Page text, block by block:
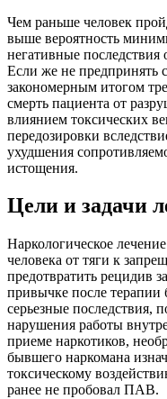
Чем раньше человек
выше вероятность
негативные
Если же не предпринять
закономерным итогом
смерть пациента от
влиянием токсических
передозировки
ухудшения
истощения.
Цели и задачи
Наркологическое
человека от тяги к
предотвратить рецидив
привычке после терапии
серьезные последствия,
нарушения работы
приеме наркотиков,
бывшего наркомана
токсическому
ранее не пробовал ПАВ.